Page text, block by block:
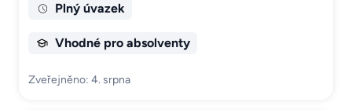
Plný úvazek
Vhodné pro absolventy
Zveřejněno: 4. srpna